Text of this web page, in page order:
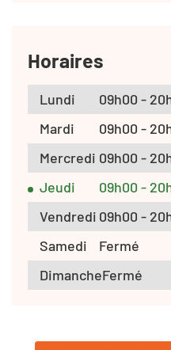
Horaires
Lundi
09h00 -
Mardi
09h00 -
Mercredi 09h00 -
Jeudi
09h00 -
Vendredi 09h00 -
Samedi
Fermé
DimancheFermé